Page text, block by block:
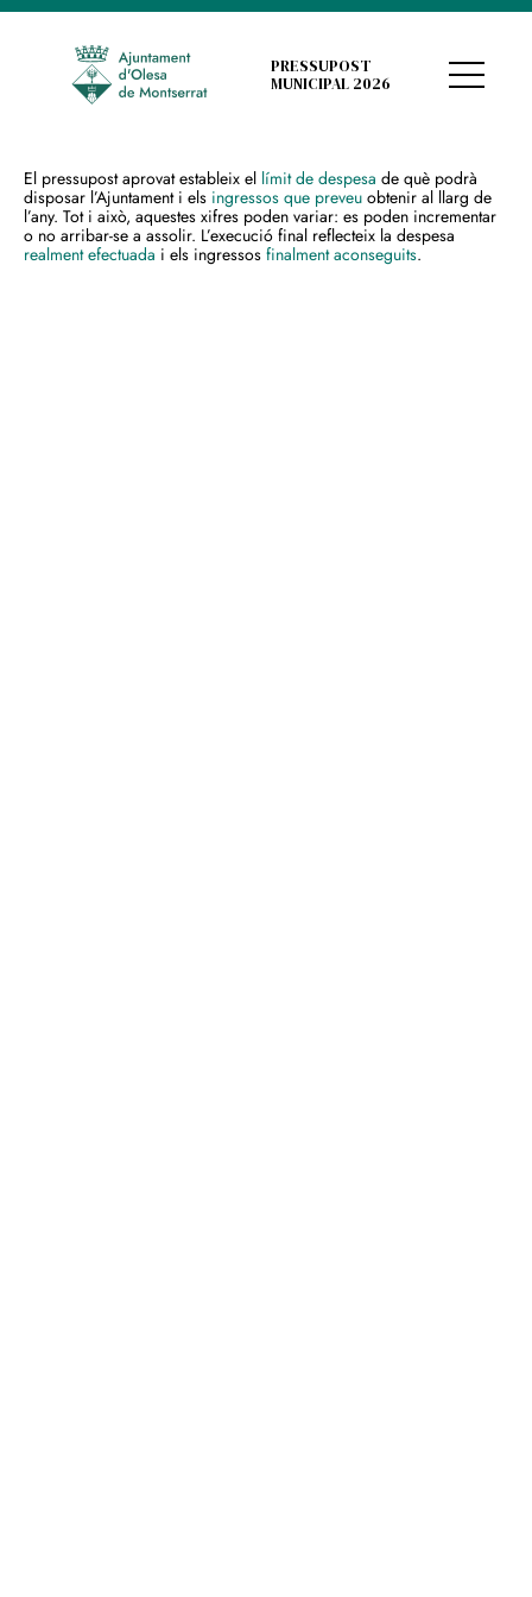
PRESSUPOST
MUNICIPAL 2026
El pressupost aprovat estableix el límit de despesa de què podrà
disposar l’Ajuntament i els ingressos que preveu obtenir al llarg de
l’any. Tot i això, aquestes xifres poden variar: es poden incrementar
o no arribar-se a assolir. L’execució final reflecteix la despesa
realment efectuada i els ingressos finalment aconseguits.